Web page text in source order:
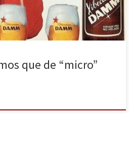
que de “micro”